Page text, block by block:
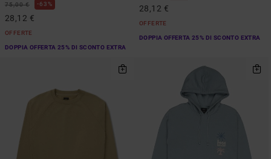
75,00 € 63%
28,12 €
OFFERTE
DOPPIA OFFERTA 25% DI SCONTO EXTRA
28,12 €
OFFERTE
DOPPIA OFFERTA 25% DI SCONTO EXTRA